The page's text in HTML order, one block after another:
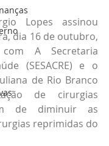
Lopes assinou
dia 16 de outubro,
A Secretaria
(SESACRE) e o
de Rio Branco
de cirurgias
de diminuir as
reprimidas do